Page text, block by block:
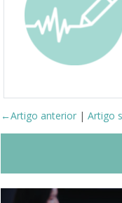
←Artigo anterior | Artigo